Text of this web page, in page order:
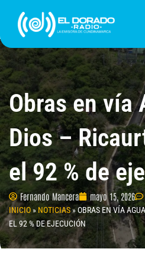
contenido
Obras en vía
Dios –
el 92 % de
Fernando Mancera mayo 15, 2026
INICIO» NOTICIAS»OBRAS EN VÍA
EL 92 % DE EJECUCIÓN